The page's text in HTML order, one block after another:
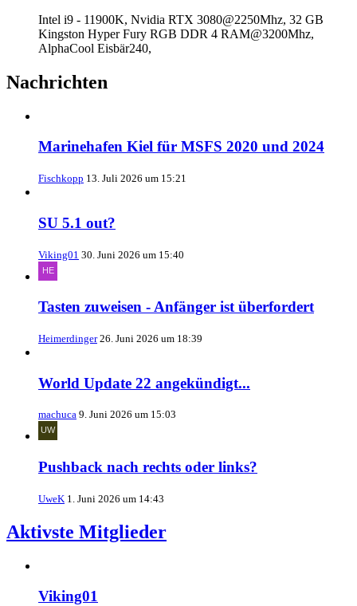
Intel i9 - 11900K, Nvidia RTX 3080@2250Mhz, 32 GB
Kingston Hyper Fury RGB DDR 4 RAM@3200Mhz,
AlphaCool Eisbär240,
Nachrichten
Marinehafen Kiel für MSFS 2020 und 2024
Fischkopp 13. Juli 2026 um 15:21
SU 5.1 out?
Viking01 30. Juni 2026 um 15:40
Tasten zuweisen - Anfänger ist überfordert
Heimerdinger 26. Juni 2026 um 18:39
World Update 22 angekündigt...
machuca 9. Juni 2026 um 15:03
Pushback nach rechts oder links?
UweK 1. Juni 2026 um 14:43
Aktivste Mitglieder
Viking01